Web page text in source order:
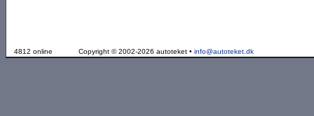
4812 online Copyright © 2002-2026 autoteket • info@autoteket.dk